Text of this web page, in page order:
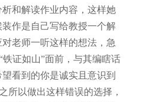
和解读作业内容，这样她
作是自己写给教授一个解
老师一听这样的想法，急
证如山”面前，与其编瞎话
看到的你是诚实且意识到
所以做出这样错误的选择，